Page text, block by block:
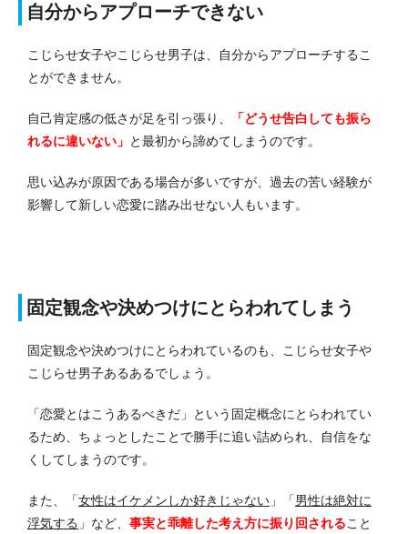
自分からアプローチできない
こじらせ女子やこじらせ男子は、自分からアプローチするこ
とができません。
自己肯定感の低さが足を引っ張り、
「どうせ告白しても振ら
れるに違いない」 と最初から諦めてしまうのです。
思い込みが原因である場合が多いですが、過去の苦い経験が
影響して新しい恋愛に踏み出せない人もいます。
固定観念や決めつけにとらわれてしまう
固定観念や決めつけにとらわれているのも、こじらせ女子や
こじらせ男子あるあるでしょう。
「恋愛とはこうあるべきだ」という固定概念にとらわれてい
るため、ちょっとしたことで勝手に追い詰められ、自信をな
くしてしまうのです。
また、「女性はイケメンしか好きじゃない 」「男性は絶対に
浮気する 」など、 事実と乖離した考え方に振り回されること